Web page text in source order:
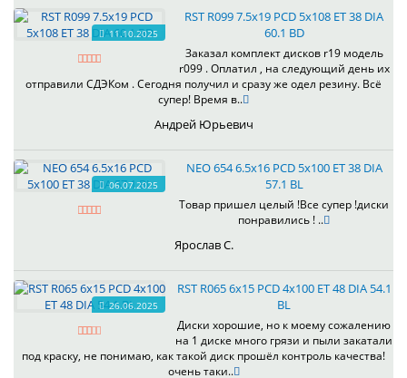
11.10.2025
RST R099 7.5x19 PCD 5x108 ET 38 DIA
60.1 BD
Заказал комплект дисков r19 модель
r099 . Оплатил , на следующий день их
отправили СДЭКом . Сегодня получил и сразу же одел резину. Всё
супер! Время в..
Андрей Юрьевич
06.07.2025
NEO 654 6.5x16 PCD 5x100 ET 38 DIA
57.1 BL
Товар пришел целый !Все супер !диски
понравились ! ..
Ярослав С.
26.06.2025
RST R065 6x15 PCD 4x100 ET 48 DIA 54.1
BL
Диски хорошие, но к моему сожалению
на 1 диске много грязи и пыли закатали
под краску, не понимаю, как такой диск прошёл контроль качества!
очень таки..